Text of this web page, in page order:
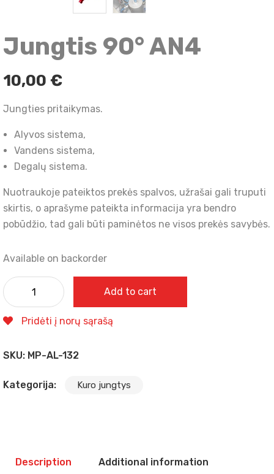
Jungtis 90° AN4
10,00 €
Jungties pritaikymas.
Alyvos sistema,
Vandens sistema,
Degalų sistema.
Nuotraukoje pateiktos prekės spalvos, užrašai gali truputi
skirtis, o aprašyme pateikta informacija yra bendro
pobūdžio, tad gali būti paminėtos ne visos prekės savybės.
Available on backorder
Add to cart
Pridėti į norų sąrašą
SKU: MP-AL-132
Kategorija: Kuro jungtys
Description Additional information